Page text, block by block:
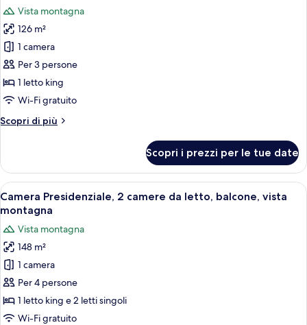
balcone,
vista
laguna
le
foto
per
Camera
Executive,
1
king,
montagna
Vista montagna
126 m²
1 camera
Per 3 persone
1 letto king
Wi-Fi gratuito
Scopri di più
Altri
Executive,
letto
king,
balcone,
vista
montagna
Scopri i prezzi per le tue date
Apri
tutte
foto
per
Camera
Presidenziale,
2
camere
Camera Presidenziale, 2 camere da
5
Camera Presidenziale, 2 camere da letto, balcone, vista
montagna
Vista montagna
148 m²
1 camera
Per 4 persone
1 letto king e 2 letti singoli
Wi-Fi gratuito